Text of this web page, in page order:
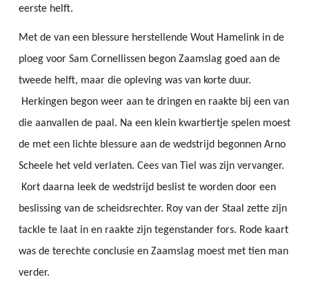
eerste helft.
Met de van een blessure herstellende Wout Hamelink in de
ploeg voor Sam Cornellissen begon Zaamslag goed aan de
tweede helft, maar die opleving was van korte duur.
Herkingen begon weer aan te dringen en raakte bij een van
die aanvallen de paal. Na een klein kwartiertje spelen moest
de met een lichte blessure aan de wedstrijd begonnen Arno
Scheele het veld verlaten. Cees van Tiel was zijn vervanger.
Kort daarna leek de wedstrijd beslist te worden door een
beslissing van de scheidsrechter. Roy van der Staal zette zijn
tackle te laat in en raakte zijn tegenstander fors. Rode kaart
was de terechte conclusie en Zaamslag moest met tien man
verder.